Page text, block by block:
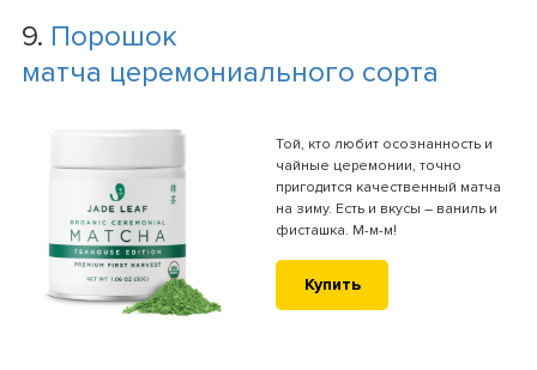
9. Порошок
матча церемониального сорта
Той, кто любит осознанность и
чайные церемонии, точно
пригодится качественный матча
на зиму. Есть и вкусы – ваниль и
фисташка. М-м-м!
Купить